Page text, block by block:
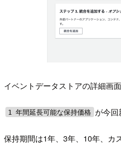
イベントデータストアの詳細画
1 年間延長可能な保持価格 が今回
保持期間は1年、3年、10年、カ